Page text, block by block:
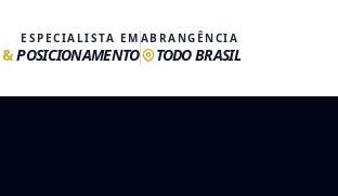
ESPECIALISTA EM
&POSICIONAMENTO
ABRANGÊNCIA
TODO BRASIL